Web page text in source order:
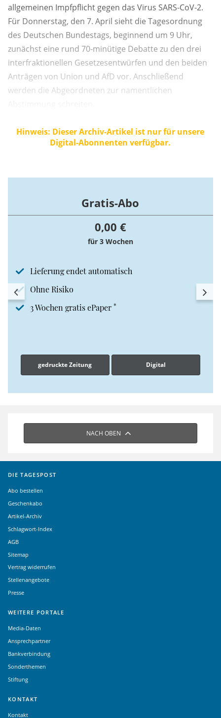
allgemeinen Impfpflicht gegen das Virus SARS-CoV-2.
Für Donnerstag, den 7. April sieht die Tagesordnung
des Deutschen Bundestags, beginnend um 9 Uhr,
zunächst eine rund 70-minütige Debatte zu den drei
interfraktionellen Gesetzesentwürfen und den beiden
Anträgen von Union und AfD vor. Anschließend
werden die Abgeordneten zur namentlichen
Hinweis: Dieser Archiv-Artikel ist nur für unsere
Digital-Abonnenten verfügbar.
Gratis-Abo
0,00 €
für 3 Wochen
Lieferung endet automatisch
Ohne Risiko
3 Wochen gratis ePaper *
gedruckte Zeitung Digital
NACH OBEN
DIE TAGESPOST
Abo bestellen
Geschenkabo
Artikel-Archiv
Schlagwort-Index
AGB
Sitemap
Vertrag widerrufen
Stellenangebote
Presse
WEITERE PORTALE
Media-Daten
Ansprechpartner
Bankverbindung
Sonderthemen
Stiftung
KONTAKT
Kontakt